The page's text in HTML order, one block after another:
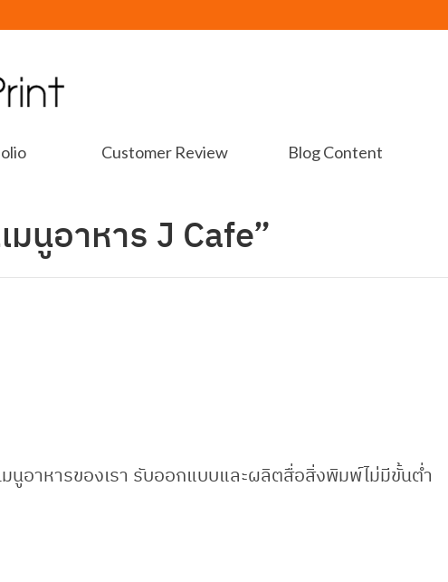
Customer Review Blog Content
นูอาหาร J Cafe”
นูอาหารของเรา รับออกแบบและผลิตสื่อสิ่งพิมพ์ไม่มีขั้นต่ำ